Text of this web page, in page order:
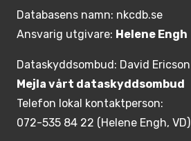
Databasens namn: nkcdb.se
Ansvarig utgivare: Helene Engh
Dataskyddsombud: David Ericson
Mejla vårt dataskyddsombud
Telefon lokal kontaktperson:
072-535 84 22 (Helene Engh, VD)